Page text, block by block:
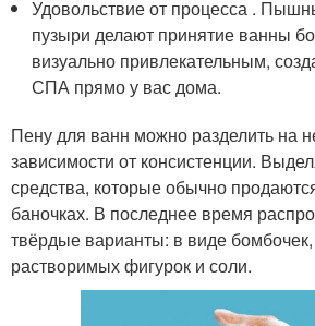
Удовольствие от процесса .
пузыри делают принятие ванны
визуально привлекательным,
СПА прямо у вас дома.
Пену для ванн можно разделить на
зависимости от консистенции.
средства, которые обычно
баночках. В последнее время
твёрдые варианты: в виде
растворимых фигурок и соли.